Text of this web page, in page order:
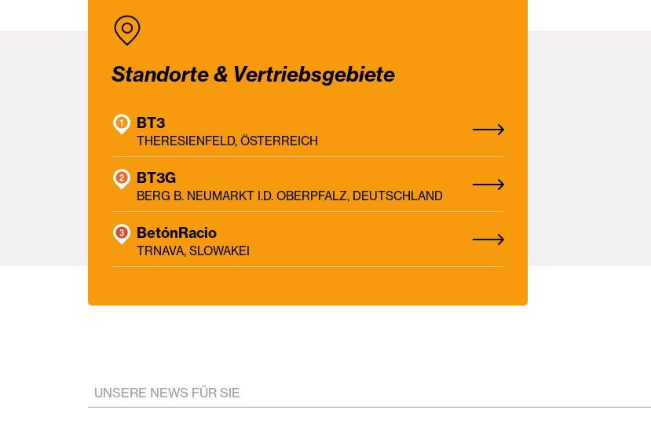
Standorte & Vertriebsgebiete
BT3
THERESIENFELD, ÖSTERREICH
BT3G
BERG B. NEUMARKT I.D. OBERPFALZ, DEUTSCHLAND
BetónRacio
TRNAVA, SLOWAKEI
UNSERE NEWS FÜR SIE